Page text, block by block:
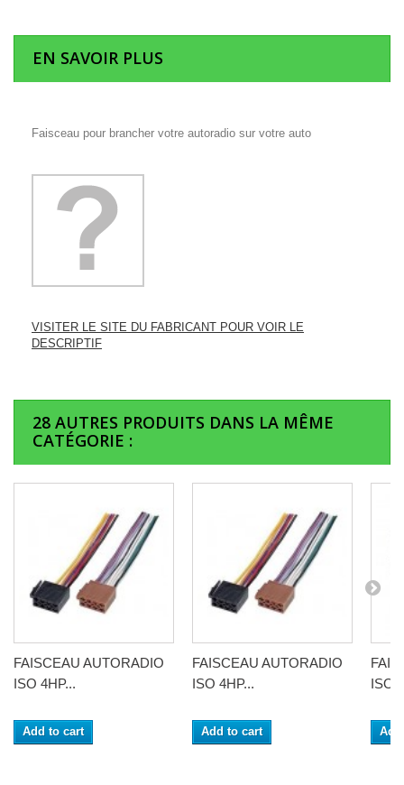
EN SAVOIR PLUS
Faisceau pour brancher votre autoradio sur votre auto
VISITER LE SITE DU FABRICANT POUR VOIR LE
DESCRIPTIF
28 AUTRES PRODUITS DANS LA MÊME
CATÉGORIE :
FAISCEAU AUTORADIO
ISO 4HP...
Add to cart
FAISCEAU AUTORADIO
ISO 4HP...
Add to cart
ISO